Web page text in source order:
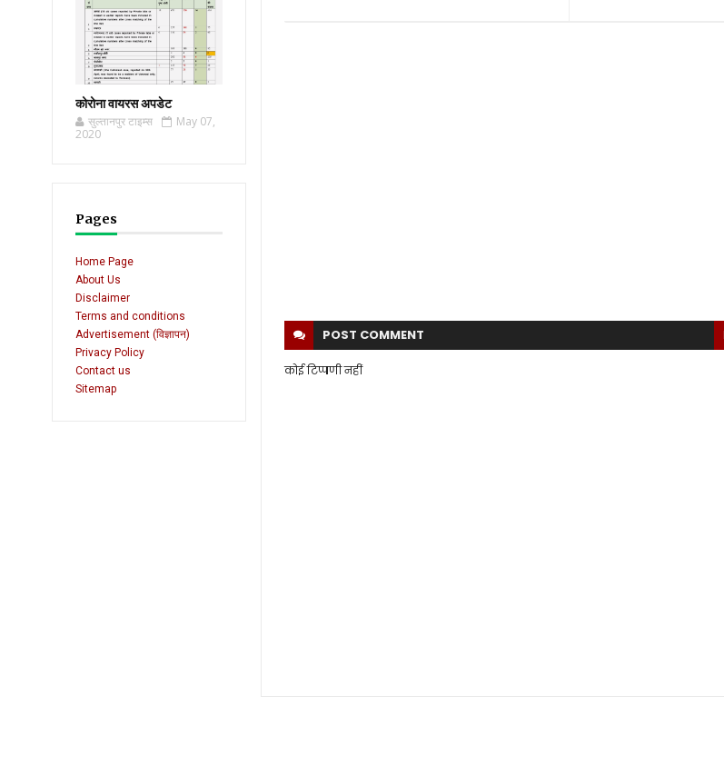
कोरोना वायरस अपडेट
सुल्तानपुर टाइम्स
May 07,
2020
Pages
Home Page
About Us
Disclaimer
Terms and conditions
Advertisement (विज्ञापन)
Privacy Policy
Contact us
Sitemap
POST COMMENT
कोई टिप्पणी नहीं